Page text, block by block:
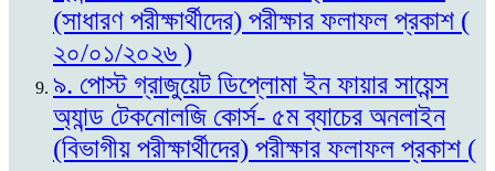
(সাধারণ পরীক্ষার্থীদের) পরীক্ষার ফলাফল প্রকাশ (
২০/০১/২০২৬ )
৯. পোস্ট গ্রাজুয়েট ডিপ্লোমা ইন ফায়ার সায়েন্স
অ্যান্ড টেকনোলজি কোর্স- ৫ম ব্যাচের অনলাইন
(বিভাগীয় পরীক্ষার্থীদের) পরীক্ষার ফলাফল প্রকাশ (